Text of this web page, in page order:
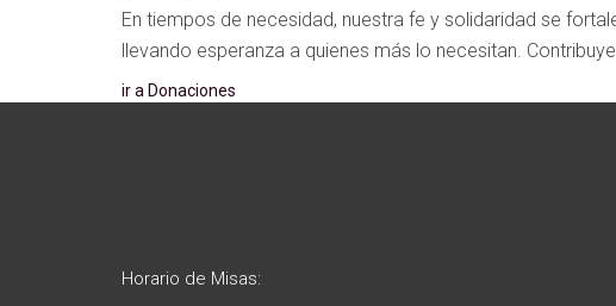
En tiempos de necesidad, nuestra fe y solidaridad se
llevando esperanza a quienes más lo necesitan.
ir a Donaciones
Horario de Misas: